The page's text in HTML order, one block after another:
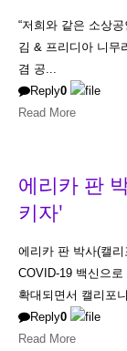
“저희와 같은 소상
김 & 프리디아 니무
겸 공...
Reply0
Read More
에리카 판
키자'
에리카 판 박사(캘
COVID-19 백신으
확대되면서 캘리포
Reply0
Read More